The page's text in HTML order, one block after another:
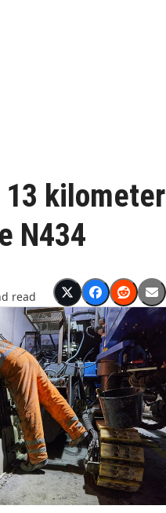
13 kilometer
N434
read